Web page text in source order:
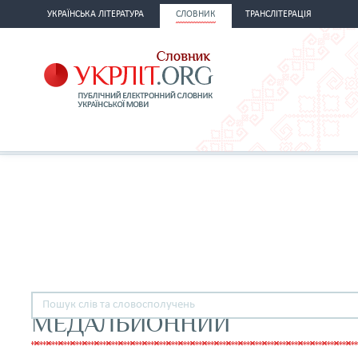
УКРАЇНСЬКА ЛІТЕРАТУРА СЛОВНИК ТРАНСЛІТЕРАЦІЯ
МЕДАЛЬЙОННИЙ